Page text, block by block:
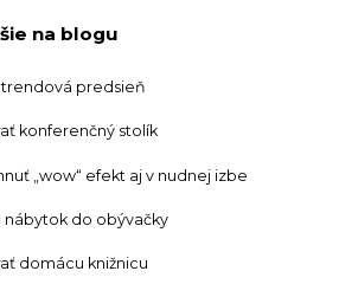
na blogu
trendová predsieň
konferenčný stolík
„wow“ efekt aj v nudnej izbe
nábytok do obývačky
domácu knižnicu